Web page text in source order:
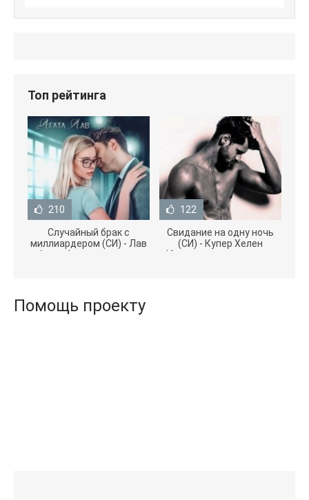
Топ рейтинга
210
Случайный брак с
миллиардером (СИ) - Лав
Агата (полная версия
122
Свидание на одну ночь
(СИ) - Купер Хелен
(бесплатные серии книг
Помощь проекту